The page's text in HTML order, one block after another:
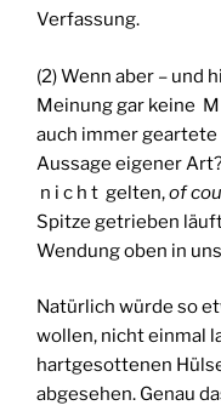
Verfassung.
(2) Wenn aber – und
Meinung gar keine
auch immer
Aussage eigener
n i c h t gelten,of
Spitze getrieben
Wendung oben in
Natürlich würde so
wollen, nicht einmal
hartgesottenen
abgesehen. Genau